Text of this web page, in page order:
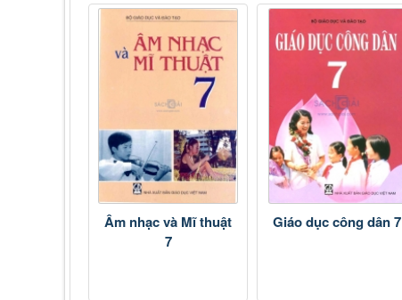
Âm nhạc và Mĩ thuật
7
Giáo dục công dân 7